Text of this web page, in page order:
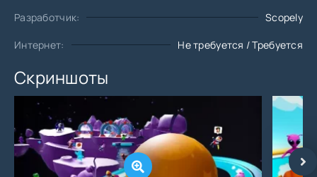
Разработчик: Scopely
Интернет: Не требуется / Требуется
Скриншоты